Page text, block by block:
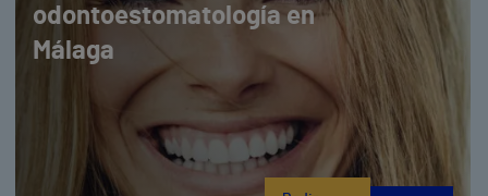
odontoestomatología en
Málaga